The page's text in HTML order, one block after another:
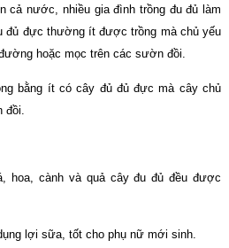
cả nước, nhiều gia đình trồng đu đủ làm
đủ đực thường ít được trồng mà chủ yếu
hoặc mọc trên các sườn đồi.
bằng ít có cây đủ đủ đực mà cây chủ
hoa, cành và quả cây đu đủ đều được
lợi sữa, tốt cho phụ nữ mới sinh.